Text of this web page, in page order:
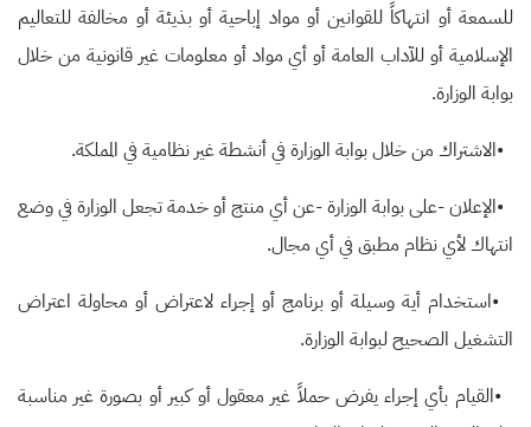
للسمعة أو انتهاكاً للقوانين أو مواد إباحية أو بذيئة أو مخالفة للتعاليم
الإسلامية أو للآداب العامة أو أي مواد أو معلومات غير قانونية من خلال
بوابة الوزارة.
•الاشتراك من خلال بوابة الوزارة في أنشطة غير نظامية في المملكة.
•الإعلان -على بوابة الوزارة -عن أي منتج أو خدمة تجعل الوزارة في وضع
انتهاك لأي نظام مطبق في أي مجال.
•استخدام أية وسيلة أو برنامج أو إجراء لاعتراض أو محاولة اعتراض
التشغيل الصحيح لبوابة الوزارة.
•القيام بأي إجراء يفرض حملاً غير معقول أو كبير أو بصورة غير مناسبة